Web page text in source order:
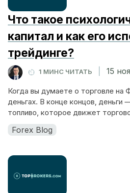
Что такое
капитал и как его
трейдинге?
1 МИНС ЧИТАТЬ 15
Когда вы думаете о торговле на
деньгах. В конце концов,
топливо, которое движет
Forex Blog